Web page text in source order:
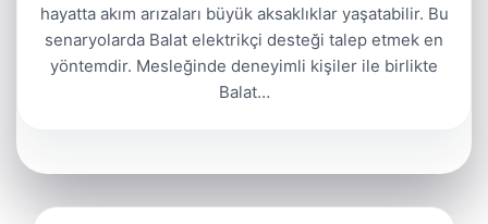
hayatta akım arızaları büyük aksaklıklar yaşatabilir. Bu
senaryolarda Balat elektrikçi desteği talep etmek en
yöntemdir. Mesleğinde deneyimli kişiler ile birlikte
Balat…